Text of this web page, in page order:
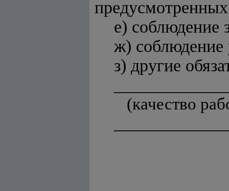
е) соблюдение
ж) соблюдение
з) другие
(качество